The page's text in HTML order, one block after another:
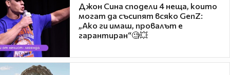
Джон Сина сподели 4 неща, които
могат да съсипят всяко GenZ:
„Ако ги имаш, провалът е
гарантиран“🧐💥